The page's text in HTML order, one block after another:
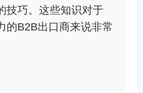
技巧。这些知识对于
的B2B出口商来说非常